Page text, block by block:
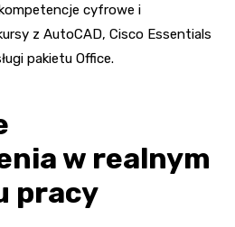
cyfrowe i
z AutoCAD, Cisco Essentials
pakietu Office.
w realnym
pracy